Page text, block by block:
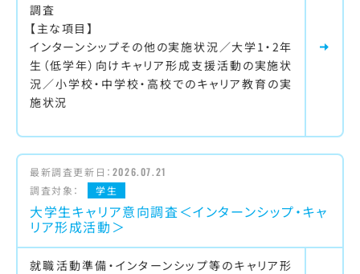
調査
【主な項目】
インターンシップその他の実施状況／大学1・2年
生（低学年）向けキャリア形成支援活動の実施状
況／小学校・中学校・高校でのキャリア教育の実
施状況
最新調査更新日： 2026.07.21
調査対象：
学生
大学生キャリア意向調査＜インターンシップ・キャ
リア形成活動＞
就職活動準備・インターンシップ等のキャリア形